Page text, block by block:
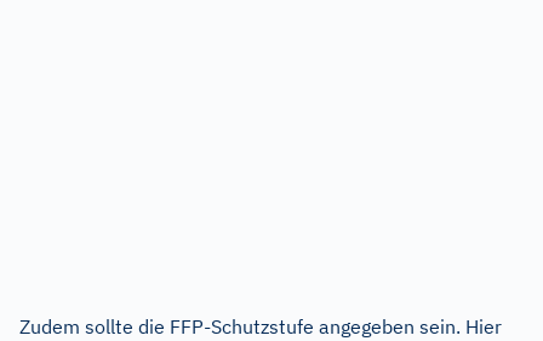
Zudem sollte die FFP-Schutzstufe angegeben sein. Hier